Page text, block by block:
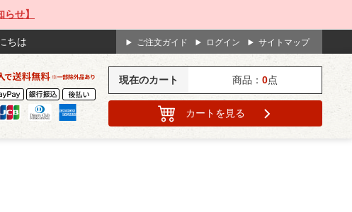
せ】
んにちは ご注文ガイド ログイン サイトマップ
現在のカート 商品： 0点
カート を見る